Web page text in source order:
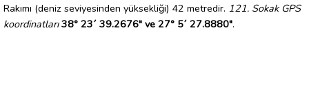
Rakımı (deniz seviyesinden yüksekliği) 42 metredir. 121. Sokak GPS
koordinatları 38° 23´ 39.2676" ve 27° 5´ 27.8880".